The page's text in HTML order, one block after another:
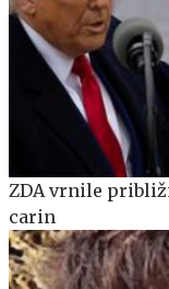
ZDA vrnile
carin